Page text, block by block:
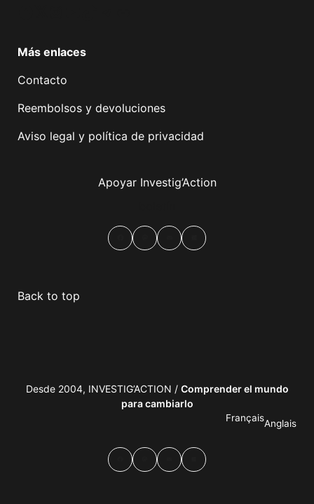
Más enlaces
Contacto
Reembolsos y devoluciones
Aviso legal y política de privacidad
Apoyar Investig’Action
Back to top
Desde 2004, INVESTIG’ACTION / Comprender el mundo
para cambiarlo
FrançaisAnglais